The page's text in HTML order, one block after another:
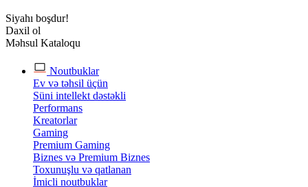
Siyahı boşdur!
Daxil ol
Məhsul Kataloqu
Noutbuklar
Ev və təhsil üçün
Süni intellekt dəstəkli
Performans
Kreatorlar
Gaming
Premium Gaming
Biznes və Premium Biznes
Toxunuşlu və qatlanan
İmicli noutbuklar